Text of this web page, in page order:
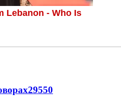
29550